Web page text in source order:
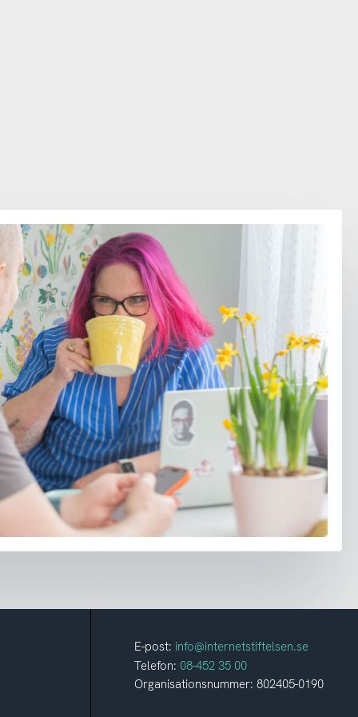
E-post: info@internetstiftelsen.se
Telefon: 08-452 35 00
Organisationsnummer: 802405-0190